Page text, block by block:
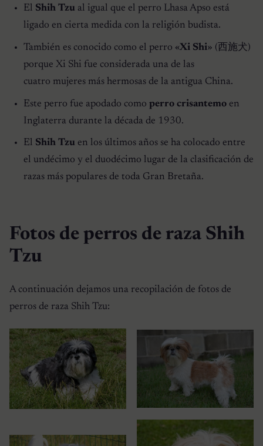
El Shih Tzu al igual que el perro Lhasa Apso está
ligado en cierta medida con la religión budista.
También es conocido como el perro «Xi Shi» (西施犬)
porque Xi Shi fue considerada una de las
cuatro mujeres más hermosas de la antigua China.
Este perro fue apodado como perro crisantemo en
Inglaterra durante la década de 1930.
El Shih Tzu en los últimos años se ha colocado entre
el undécimo y el duodécimo lugar de la clasificación de
razas más populares de toda Gran Bretaña.
Fotos de perros de raza Shih
Tzu
A continuación dejamos una recopilación de fotos de
perros de raza Shih Tzu: